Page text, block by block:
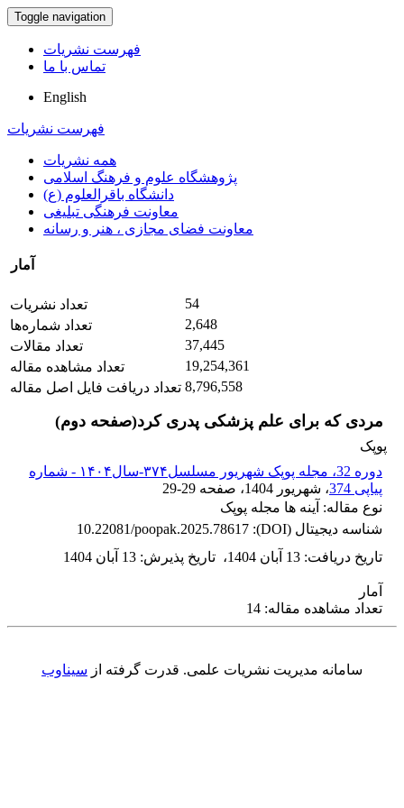
Toggle navigation
فهرست نشریات
تماس با ما
English
فهرست نشریات
همه نشریات
پژوهشگاه علوم و فرهنگ اسلامی
دانشگاه باقرالعلوم (ع)
معاونت فرهنگی تبلیغی
معاونت فضای مجازی ، هنر و رسانه
آمار
تعداد نشریات
54
تعداد شماره‌ها
2,648
تعداد مقالات
37,445
تعداد مشاهده مقاله
19,254,361
تعداد دریافت فایل اصل مقاله 8,796,558
مردی که برای علم پزشکی پدری کرد(صفحه دوم)
پوپک
دوره 32، مجله پوپک شهریور مسلسل۳۷۴-سال۱۴۰۴ - شماره
پیاپی 374
، شهریور 1404 ، صفحه 29-29
نوع مقاله: آینه ها مجله پوپک
شناسه دیجیتال (DOI):
10.22081/poopak.2025.78617
تاریخ دریافت: 13 آبان 1404 ، تاریخ پذیرش: 13 آبان 1404
آمار
تعداد مشاهده مقاله: 14
سامانه مدیریت نشریات علمی. قدرت گرفته از سیناوب